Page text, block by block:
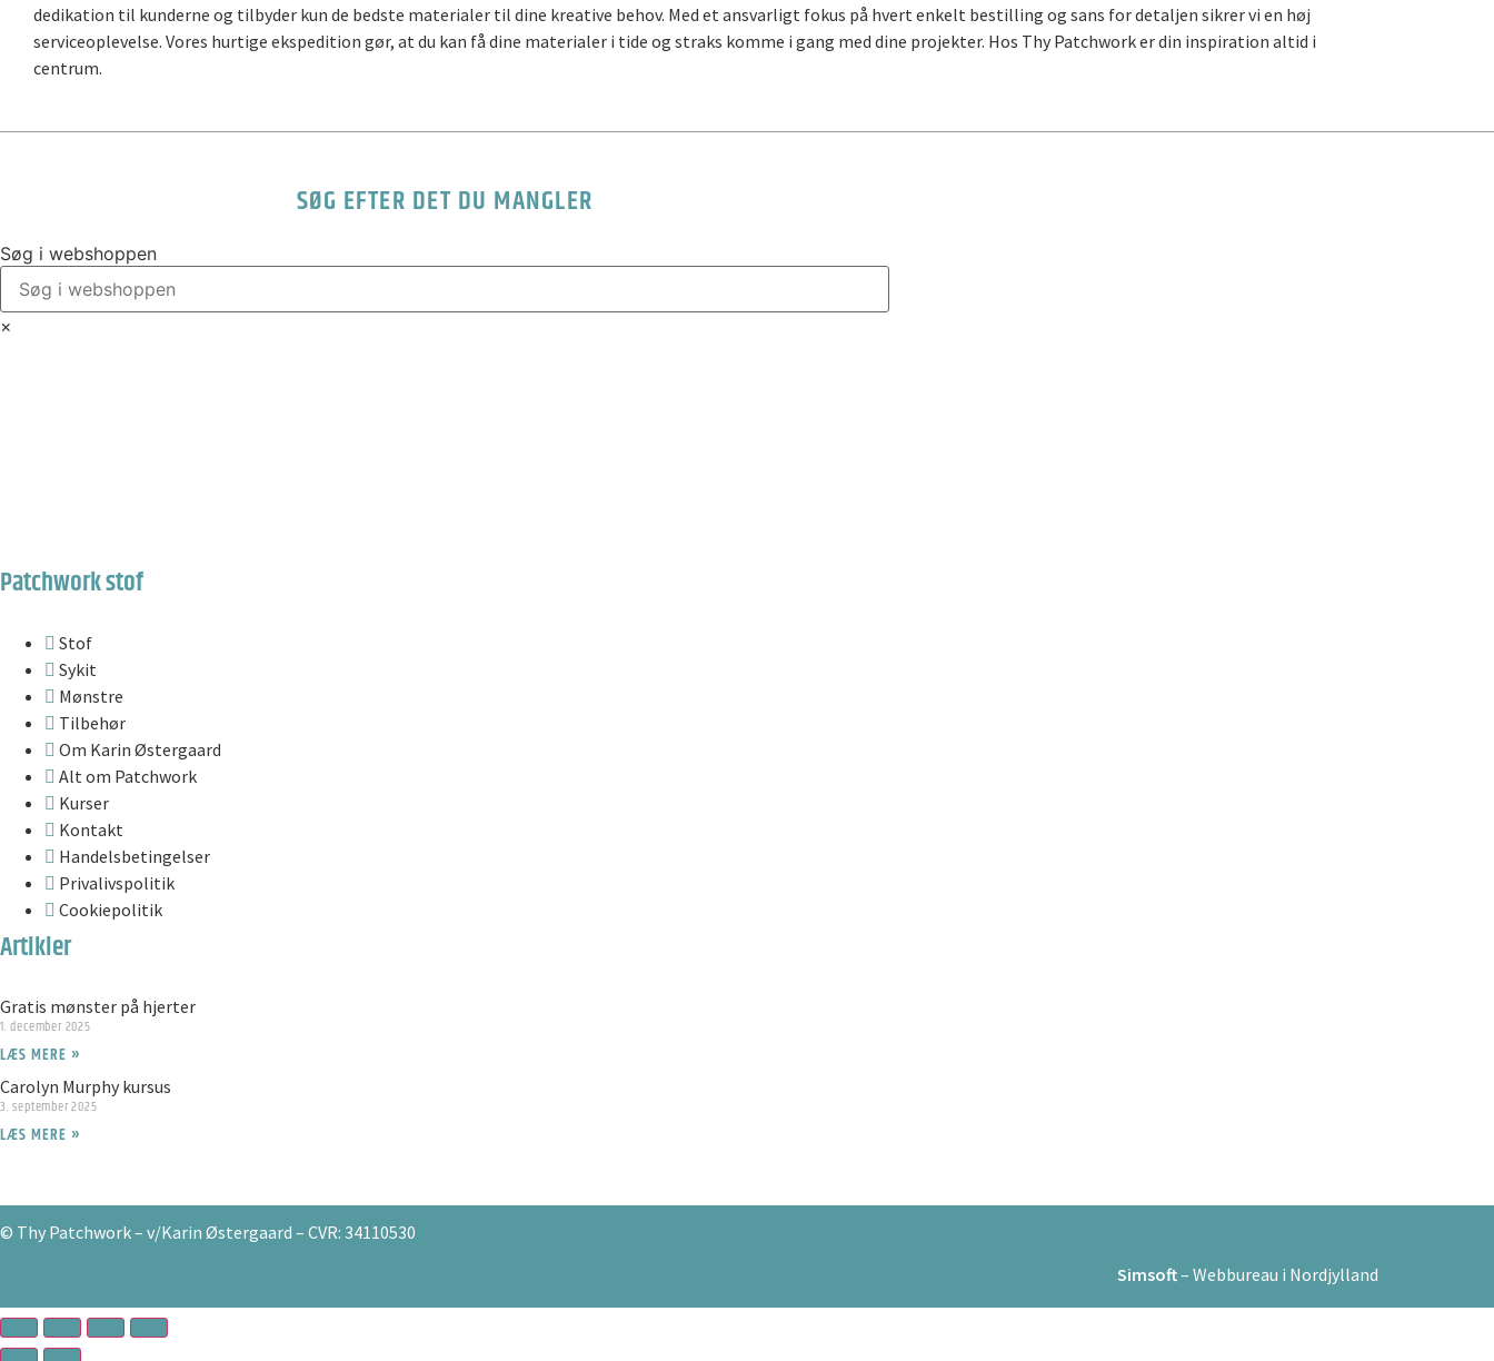
dedikation til kunderne og tilbyder kun de bedste materialer til dine kreative behov. Med et ansvarligt fokus på hvert enkelt bestilling og sans for detaljen sikrer vi en høj
serviceoplevelse. Vores hurtige ekspedition gør, at du kan få dine materialer i tide og straks komme i gang med dine projekter. Hos Thy Patchwork er din inspiration altid i
centrum.
SØG EFTER DET DU MANGLER
Søg i webshoppen
×
Patchwork stof
Stof
Sykit
Mønstre
Tilbehør
Om Karin Østergaard
Alt om Patchwork
Kurser
Kontakt
Handelsbetingelser
Privalivspolitik
Cookiepolitik
Artikler
Gratis mønster på hjerter
1. december 2025
LÆS MERE »
Carolyn Murphy kursus
3. september 2025
LÆS MERE »
© Thy Patchwork – v/Karin Østergaard – CVR: 34110530
Simsoft– Webbureau i Nordjylland